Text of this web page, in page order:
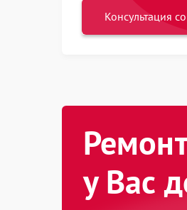
Консультация
у Вас